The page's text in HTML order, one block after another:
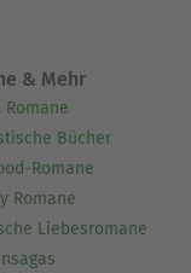
& Mehr
Romane
Bücher
Romane
Romane
Liebesromane